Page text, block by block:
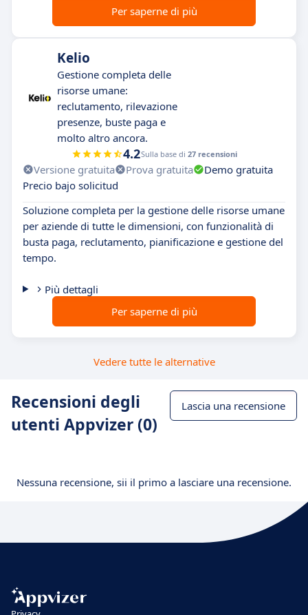
Per saperne di più
Kelio
Gestione completa delle
risorse umane:
reclutamento, rilevazione
presenze, buste paga e
molto altro ancora.
4.2Sulla base di 27 recensioni
Versione gratuita Prova gratuita
Demo gratuita
Precio bajo solicitud
Soluzione completa per la gestione delle risorse umane
per aziende di tutte le dimensioni, con funzionalità di
busta paga, reclutamento, pianificazione e gestione del
tempo.
Più dettagli
Per saperne di più
Vedere tutte le alternative
Recensioni degli
utenti Appvizer (0)
Lascia una recensione
Nessuna recensione, sii il primo a lasciare una recensione.